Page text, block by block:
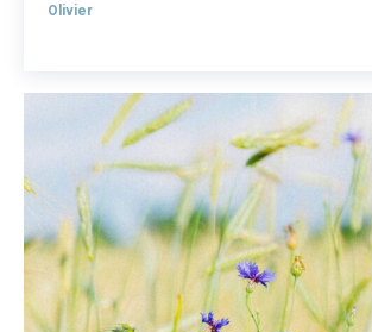
Olivier